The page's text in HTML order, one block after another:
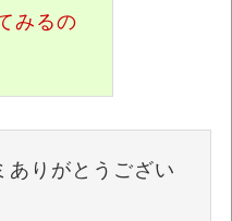
みるの
ありがとうござい